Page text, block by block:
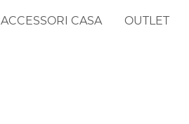
ACCESSORI CASA OUTLET